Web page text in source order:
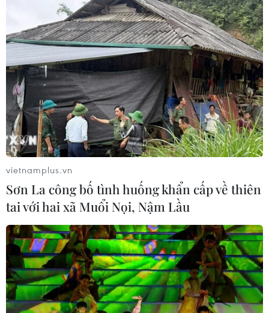
vietnamplus.vn
Sơn La công bố tình huống khẩn cấp về thiên
tai với hai xã Muổi Nọi, Nậm Lầu